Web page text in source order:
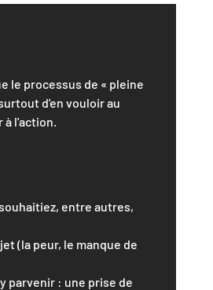
le processus de « pleine
d'en vouloir au
à l'action.
entre autres,
(la peur, le manque de
parvenir : une prise de